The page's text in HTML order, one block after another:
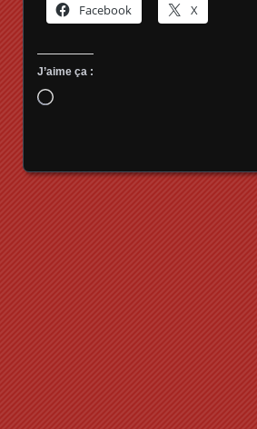
Facebook X
J’aime ça :
Chargement…